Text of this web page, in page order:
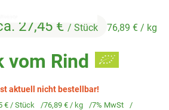
vom Rind
27,45 € / Stück 76,89 € / kg
aktuell nicht bestellbar!
€/ Stück 76,89 €/ kg
7% MwSt